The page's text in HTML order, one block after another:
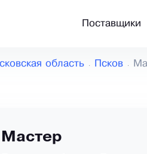
Поставщики
область Псков
Мастер